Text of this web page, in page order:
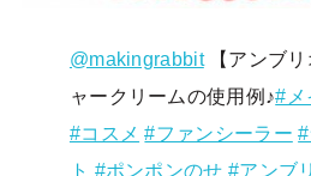
@makingrabbit【アンブリ
ャークリームの使用例♪#メ
#コスメ #ファンシーラー
ト #ポンポンのせ #アンブ